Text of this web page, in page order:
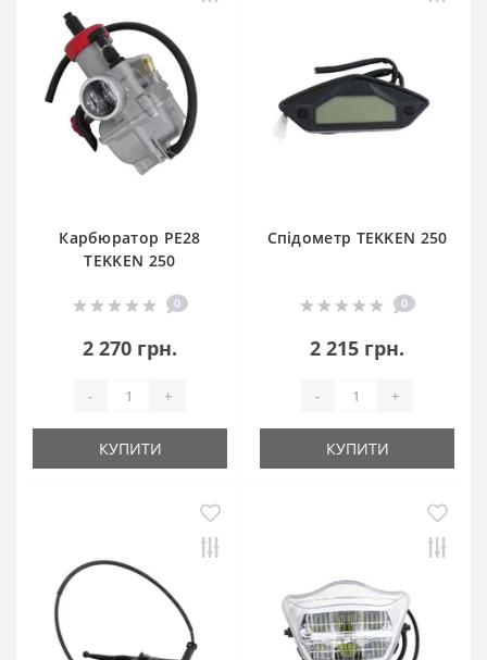
Карбюратор PE28
TEKKEN 250
0
2 270 грн.
- +
КУПИТИ
Спідометр TEKKEN 250
0
2 215 грн.
- +
КУПИТИ